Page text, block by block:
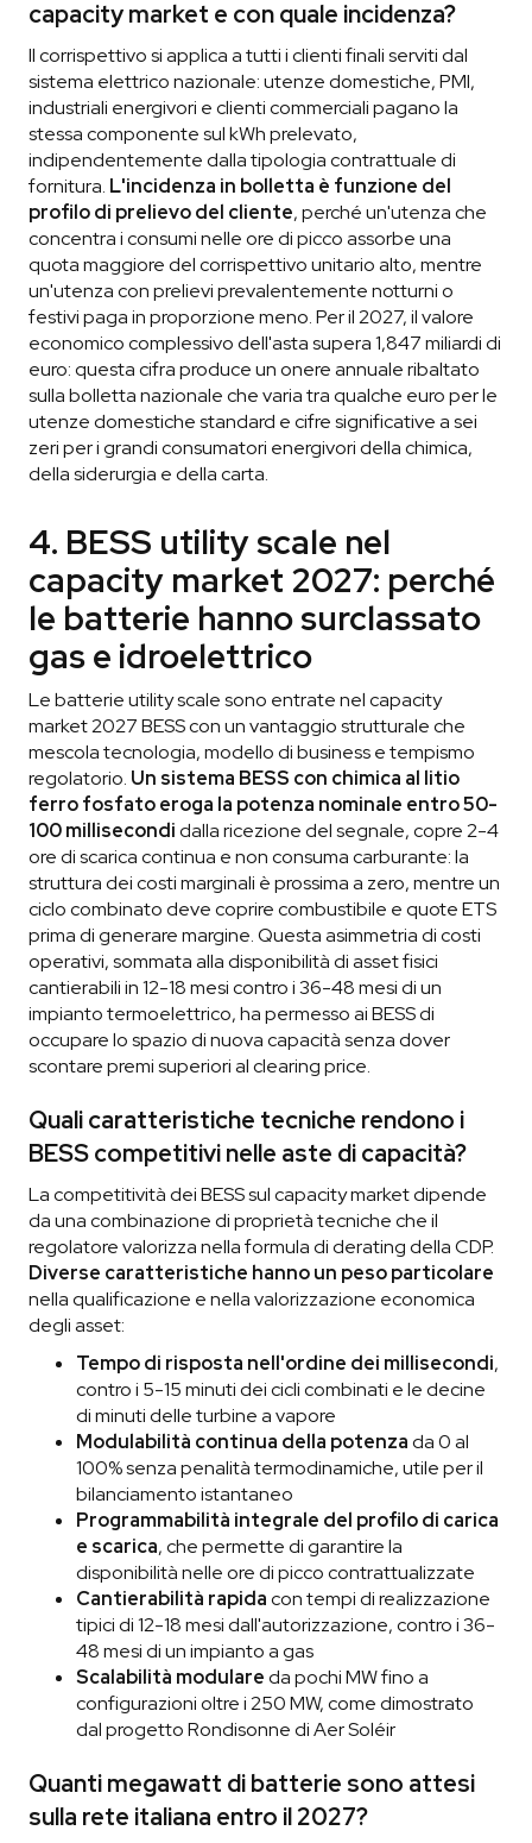
capacity market e con quale incidenza?
Il corrispettivo si applica a tutti i clienti finali serviti dal
sistema elettrico nazionale: utenze domestiche, PMI,
industriali energivori e clienti commerciali pagano la
stessa componente sul kWh prelevato,
indipendentemente dalla tipologia contrattuale di
fornitura. L'incidenza in bolletta è funzione del
profilo di prelievo del cliente, perché un'utenza che
concentra i consumi nelle ore di picco assorbe una
quota maggiore del corrispettivo unitario alto, mentre
un'utenza con prelievi prevalentemente notturni o
festivi paga in proporzione meno. Per il 2027, il valore
economico complessivo dell'asta supera 1,847 miliardi di
euro: questa cifra produce un onere annuale ribaltato
sulla bolletta nazionale che varia tra qualche euro per le
utenze domestiche standard e cifre significative a sei
zeri per i grandi consumatori energivori della chimica,
della siderurgia e della carta.
4. BESS utility scale nel
capacity market 2027: perché
le batterie hanno surclassato
gas e idroelettrico
Le batterie utility scale sono entrate nel capacity
market 2027 BESS con un vantaggio strutturale che
mescola tecnologia, modello di business e tempismo
regolatorio. Un sistema BESS con chimica al litio
ferro fosfato eroga la potenza nominale entro 50-
100 millisecondidalla ricezione del segnale, copre 2-4
ore di scarica continua e non consuma carburante: la
struttura dei costi marginali è prossima a zero, mentre un
ciclo combinato deve coprire combustibile e quote ETS
prima di generare margine. Questa asimmetria di costi
operativi, sommata alla disponibilità di asset fisici
cantierabili in 12-18 mesi contro i 36-48 mesi di un
impianto termoelettrico, ha permesso ai BESS di
occupare lo spazio di nuova capacità senza dover
scontare premi superiori al clearing price.
Quali caratteristiche tecniche rendono i
BESS competitivi nelle aste di capacità?
La competitività dei BESS sul capacity market dipende
da una combinazione di proprietà tecniche che il
regolatore valorizza nella formula di derating della CDP.
Diverse caratteristiche hanno un peso particolare
nella qualificazione e nella valorizzazione economica
degli asset:
Tempo di risposta nell'ordine dei millisecondi,
contro i 5-15 minuti dei cicli combinati e le decine
di minuti delle turbine a vapore
Modulabilità continua della potenzada 0 al
100% senza penalità termodinamiche, utile per il
bilanciamento istantaneo
Programmabilità integrale del profilo di carica
e scarica, che permette di garantire la
disponibilità nelle ore di picco contrattualizzate
Cantierabilità rapidacon tempi di realizzazione
tipici di 12-18 mesi dall'autorizzazione, contro i 36-
48 mesi di un impianto a gas
Scalabilità modulareda pochi MW fino a
configurazioni oltre i 250 MW, come dimostrato
dal progetto Rondisonne di Aer Soléir
Quanti megawatt di batterie sono attesi
sulla rete italiana entro il 2027?